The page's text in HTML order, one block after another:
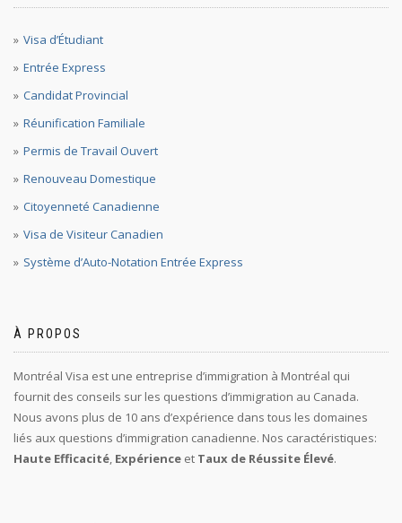
Visa d’Étudiant
Entrée Express
Candidat Provincial
Réunification Familiale
Permis de Travail Ouvert
Renouveau Domestique
Citoyenneté Canadienne
Visa de Visiteur Canadien
Système d’Auto-Notation Entrée Express
À PROPOS
Montréal Visa est une entreprise d’immigration à Montréal qui
fournit des conseils sur les questions d’immigration au Canada.
Nous avons plus de 10 ans d’expérience dans tous les domaines
liés aux questions d’immigration canadienne. Nos caractéristiques:
Haute Efficacité, Expérience et Taux de Réussite Élevé.